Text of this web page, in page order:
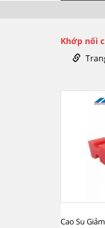
Khớp nối
Cao Su